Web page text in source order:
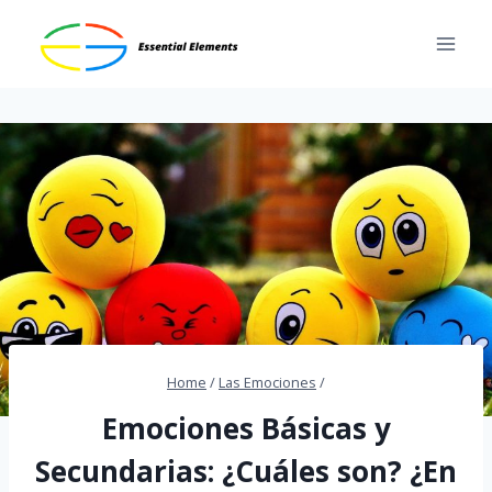
content
Home / Las Emociones /
Emociones Básicas y
Secundarias: ¿Cuáles son? ¿En